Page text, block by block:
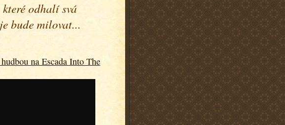
odhalí svá
bude milovat...
na Escada Into The